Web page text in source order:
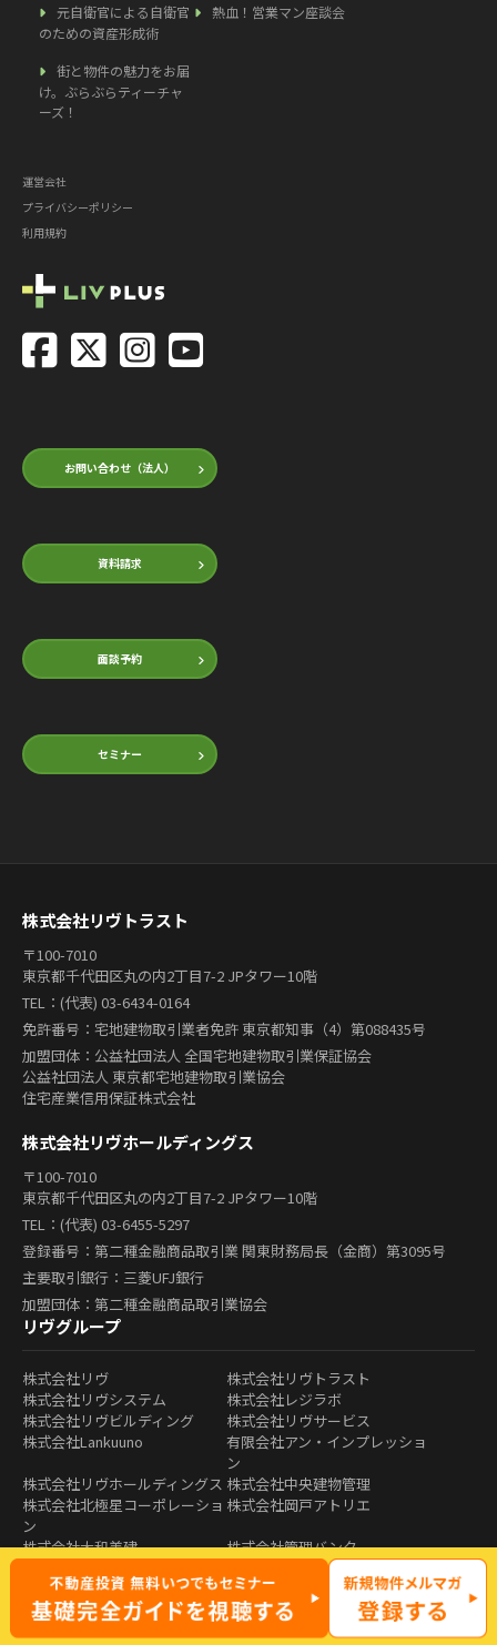
お問い合わせ（法人）
資料請求
面談予約
セミナー
元自衛官による自衛官
のための資産形成術
熱血！営業マン座談会
街と物件の魅力をお届
け。ぶらぶらティーチャ
ーズ！
運営会社
プライバシーポリシー
利用規約
株式会社リヴトラスト
〒100-7010
東京都千代田区丸の内2丁目7-2 JPタワー10階
TEL：(代表) 03-6434-0164
免許番号：宅地建物取引業者免許 東京都知事（4）第088435号
加盟団体：公益社団法人 全国宅地建物取引業保証協会
公益社団法人 東京都宅地建物取引業協会
住宅産業信用保証株式会社
株式会社リヴホールディングス
〒100-7010
東京都千代田区丸の内2丁目7-2 JPタワー10階
TEL：(代表) 03-6455-5297
登録番号：第二種金融商品取引業 関東財務局長（金商）第3095号
主要取引銀行：三菱UFJ銀行
加盟団体：第二種金融商品取引業協会
リヴグループ
株式会社リヴ
株式会社リヴトラスト
株式会社リヴシステム
株式会社レジラボ
株式会社リヴビルディング
株式会社リヴサービス
株式会社Lankuuno
有限会社アン・インプレッショ
ン
株式会社リヴホールディングス 株式会社中央建物管理
株式会社北極星コーポレーショ
ン
株式会社岡戸アトリエ
株式会社大和美建
株式会社管理バンク
Copyright (C) Liv+ All Rights Reserved.